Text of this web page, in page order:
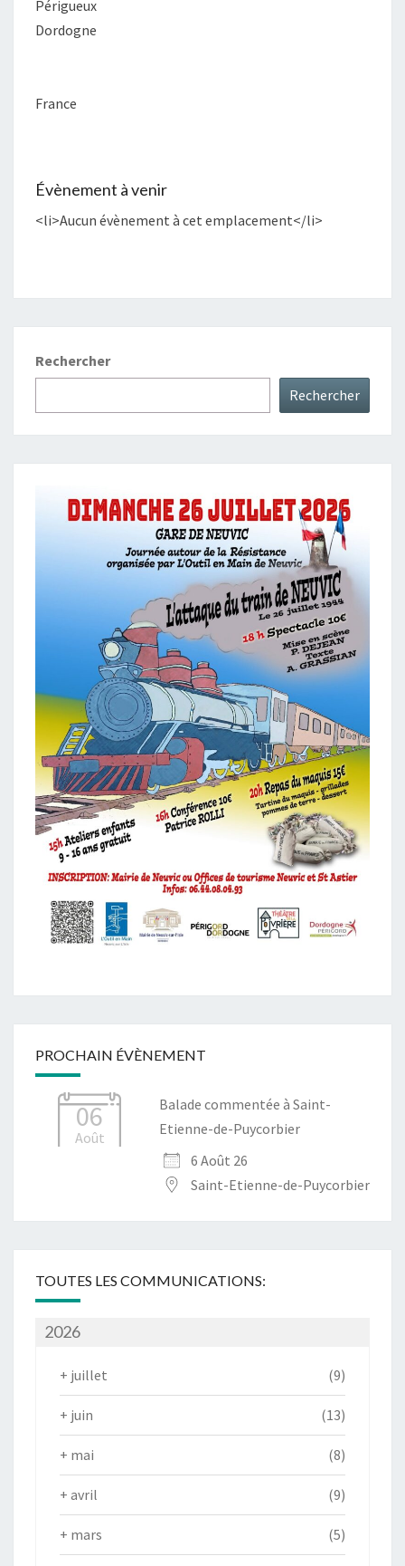
Périgueux
Dordogne
France
Évènement à venir
<li>Aucun évènement à cet emplacement</li>
Rechercher
Rechercher
PROCHAIN ÉVÈNEMENT
06
Août
Balade commentée à Saint-
Etienne-de-Puycorbier
6 Août 26
Saint-Etienne-de-Puycorbier
TOUTES LES COMMUNICATIONS:
2026
+ juillet (9)
+ juin (13)
+ mai (8)
+ avril (9)
+ mars (5)